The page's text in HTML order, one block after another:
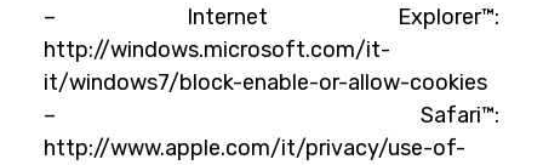
– Internet Explorer™:
http://windows.microsoft.com/it-
it/windows7/block-enable-or-allow-cookies
– Safari™:
http://www.apple.com/it/privacy/use-of-